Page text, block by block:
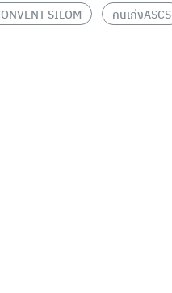
SILOM คนเก่งASCS